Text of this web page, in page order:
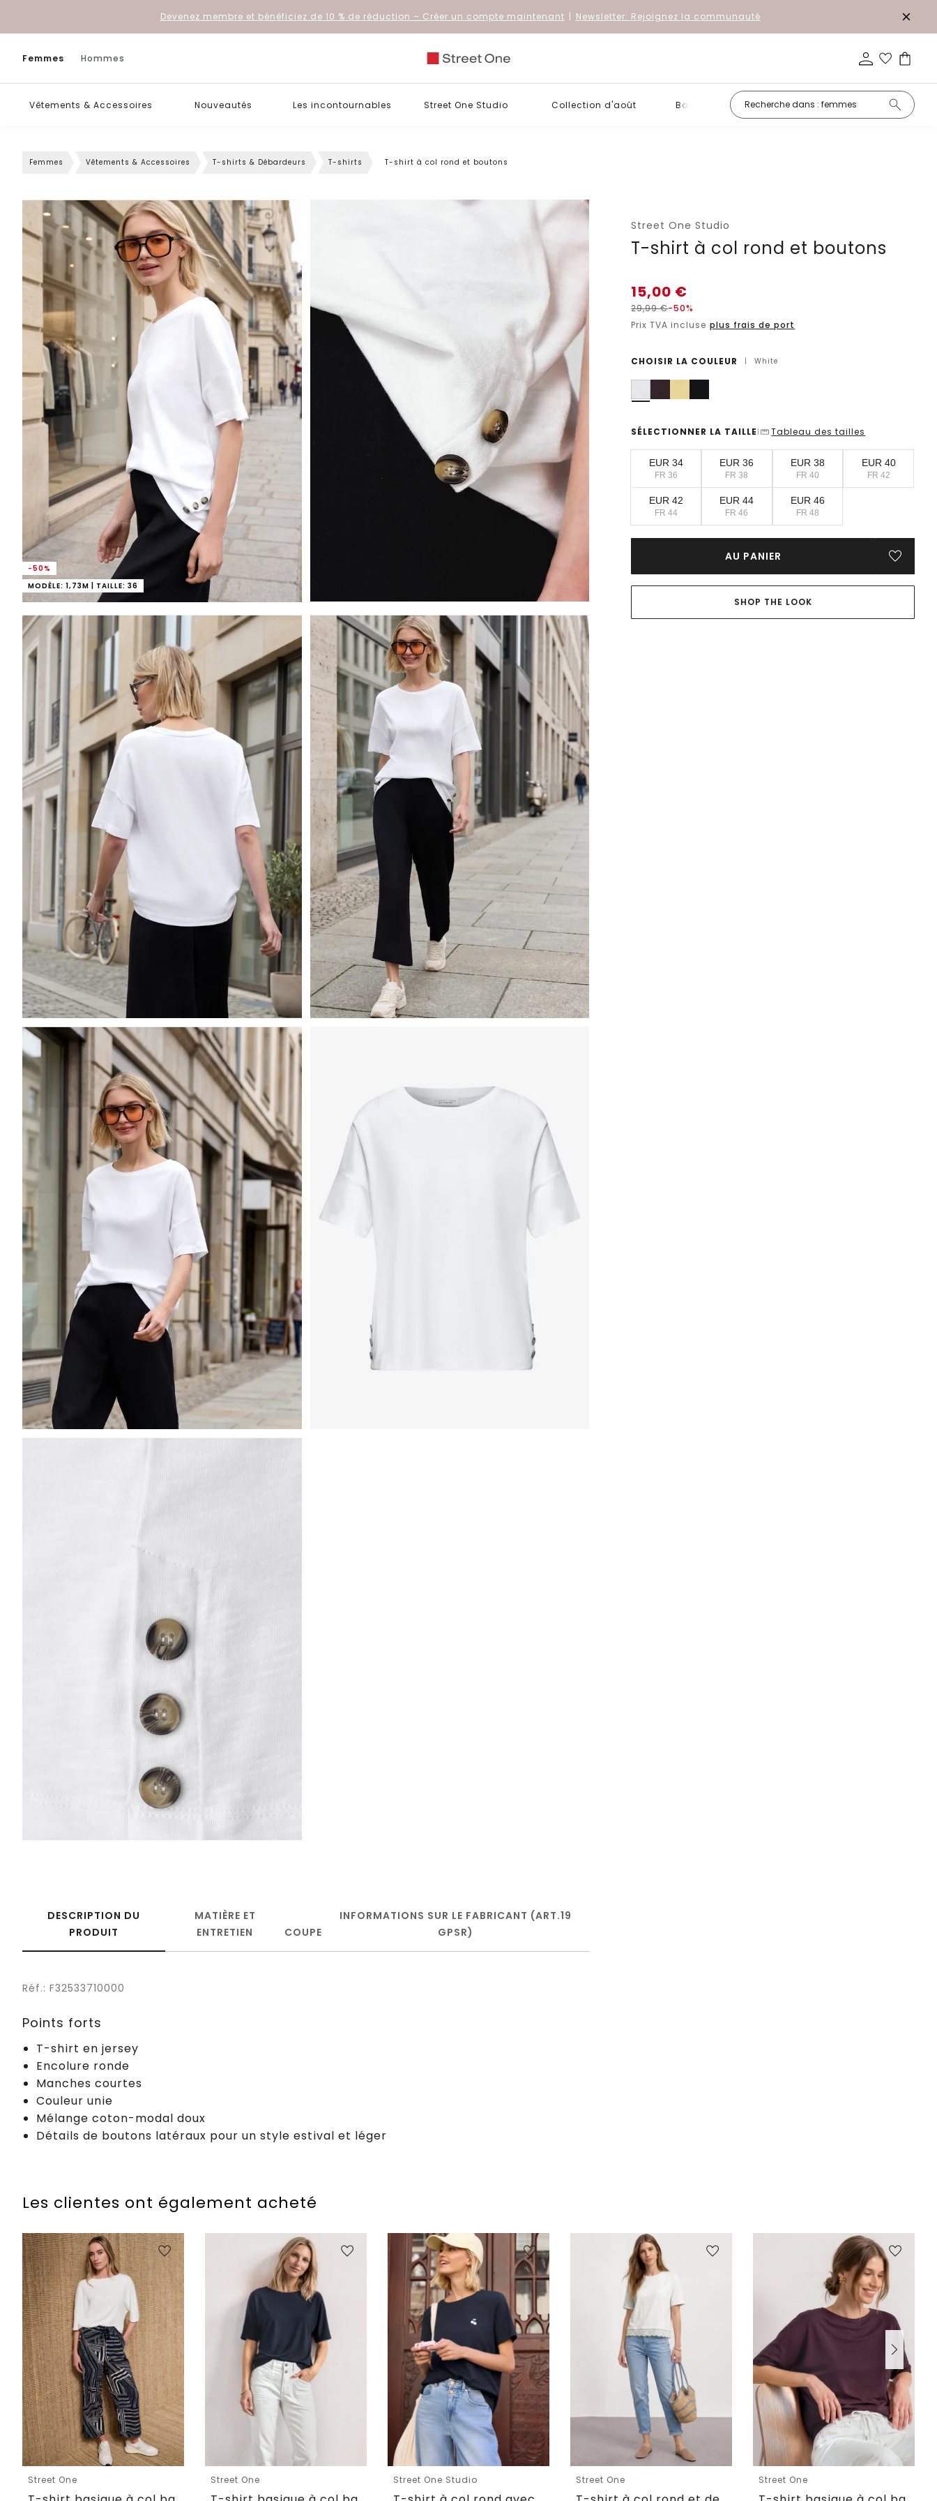
Devenez membre et bénéficiez de 10 % de réduction – Créer un compte maintenant | Newsletter: Rejoignez la communauté
Femmes Hommes
Vêtements & Accessoires Nouveautés Les incontournables Street One Studio Collection d'août Basiques Petits prix
Femmes Vêtements & Accessoires T-shirts & Débardeurs T-shirts T-shirt à col rond et boutons
-50%
MODÈLE: 1,73M | TAILLE: 36
Street One Studio
T-shirt à col rond et boutons
15,00 €
29,99€-50%
Prix TVA incluse plus frais de port
CHOISIR LA COULEUR | White
SÉLECTIONNER LA TAILLE | Tableau des tailles
EUR 34
FR 36
EUR 36
FR 38
EUR 38
FR 40
EUR 40
FR 42
EUR 42
FR 44
EUR 44
FR 46
EUR 46
FR 48
AU PANIER
SHOP THE LOOK
DESCRIPTION DU
PRODUIT
MATIÈRE ET
ENTRETIEN
COUPE
INFORMATIONS SUR LE FABRICANT (ART.19
GPSR)
Réf.: F32533710000
Points forts
T-shirt en jersey
Encolure ronde
Manches courtes
Couleur unie
Mélange coton-modal doux
Détails de boutons latéraux pour un style estival et léger
Les clientes ont également acheté
Street One Street One Street One Studio Street One Street One